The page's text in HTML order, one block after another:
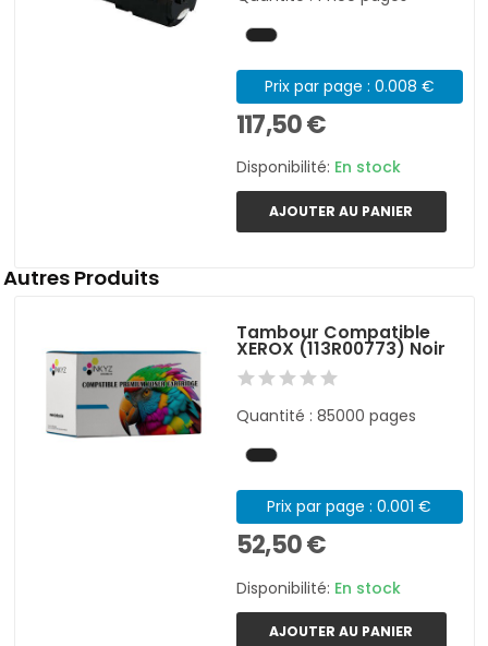
Prix par page : 0.008 €
117,50 €
Disponibilité: En stock
AJOUTER AU PANIER
Autres Produits
Tambour Compatible
XEROX (113R00773) Noir
Quantité : 85000 pages
Prix par page : 0.001 €
52,50 €
Disponibilité: En stock
AJOUTER AU PANIER